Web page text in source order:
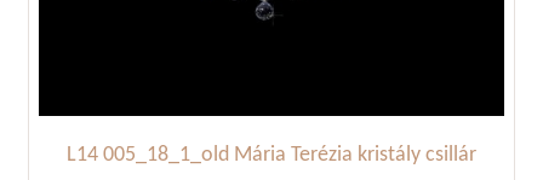
L14 005_18_1_old Mária Terézia kristály csillár